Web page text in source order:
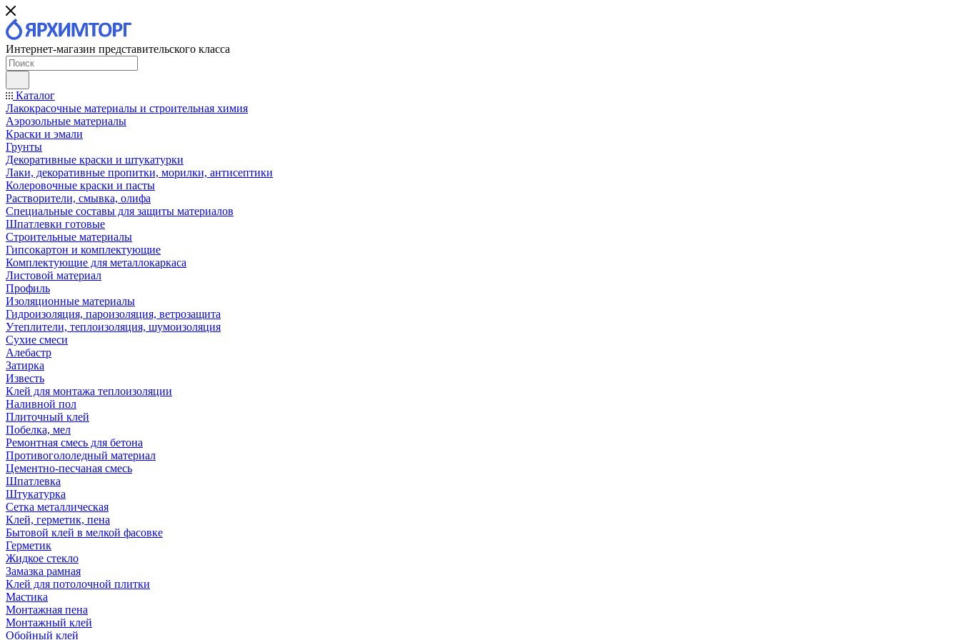
Интернет-магазин представительского класса
Каталог
Лакокрасочные материалы и строительная химия
Аэрозольные материалы
Краски и эмали
Грунты
Декоративные краски и штукатурки
Лаки, декоративные пропитки, морилки, антисептики
Колеровочные краски и пасты
Растворители, смывка, олифа
Специальные составы для защиты материалов
Шпатлевки готовые
Строительные материалы
Гипсокартон и комплектующие
Комплектующие для металлокаркаса
Листовой материал
Профиль
Изоляционные материалы
Гидроизоляция, пароизоляция, ветрозащита
Утеплители, теплоизоляция, шумоизоляция
Сухие смеси
Алебастр
Затирка
Известь
Клей для монтажа теплоизоляции
Наливной пол
Плиточный клей
Побелка, мел
Ремонтная смесь для бетона
Противогололедный материал
Цементно-песчаная смесь
Шпатлевка
Штукатурка
Сетка металлическая
Клей, герметик, пена
Бытовой клей в мелкой фасовке
Герметик
Жидкое стекло
Замазка рамная
Клей для потолочной плитки
Мастика
Монтажная пена
Монтажный клей
Обойный клей